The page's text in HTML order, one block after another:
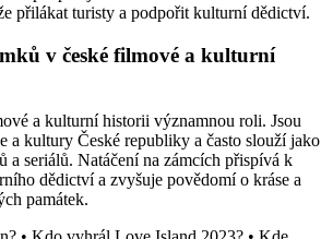
přilákat turisty a podpořit kulturní dědictví.
v české filmové a kulturní
a kulturní historii významnou roli. Jsou
a kultury České republiky a často slouží jako
a seriálů. Natáčení na zámcích přispívá k
dědictví a zvyšuje povědomí o kráse a
památek.